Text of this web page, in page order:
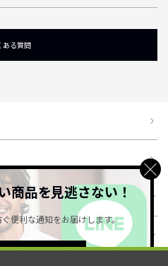
ある質問
商品を見逃さない！
便利な通知をお届けします。
こちら ＞